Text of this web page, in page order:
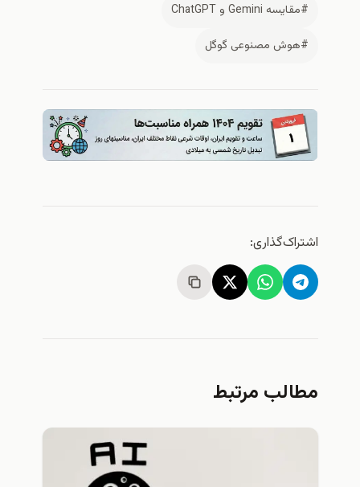
#مقایسه Gemini و ChatGPT
#هوش مصنوعی گوگل
اشتراک‌گذاری:
مطالب مرتبط